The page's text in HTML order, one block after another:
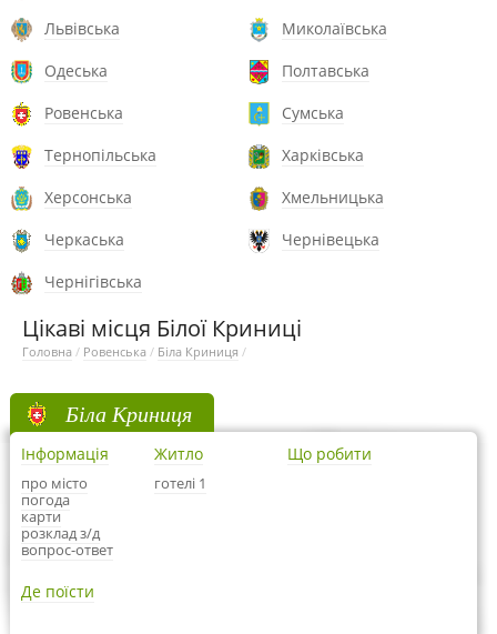
Львівська
Миколаївська
Одеська
Полтавська
Ровенська
Сумська
Тернопільська
Харківська
Херсонська
Хмельницька
Черкаська
Чернівецька
Чернігівська
Цікаві місця Білої Криниці
Головна / Ровенська / Біла Криниця /
Біла Криниця
Інформація
про місто
погода
карти
розклад з/д
вопрос-ответ
Житло
готелі 1
Що робити
Де поїсти